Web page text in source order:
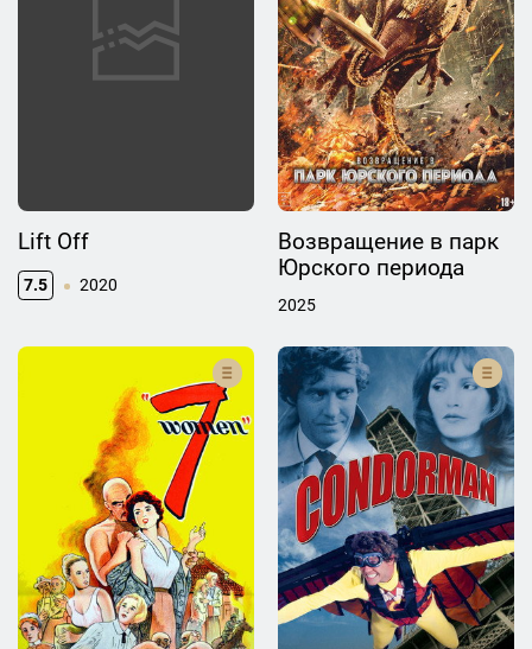
Lift Off
7.5 2020
Возвращение в парк
Юрского периода
2025